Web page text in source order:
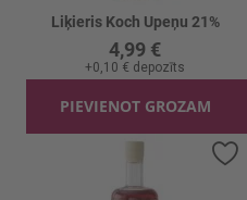
Liķieris Koch Upeņu 21%
4,99 €
+0,10 € depozīts
PIEVIENOT GROZAM